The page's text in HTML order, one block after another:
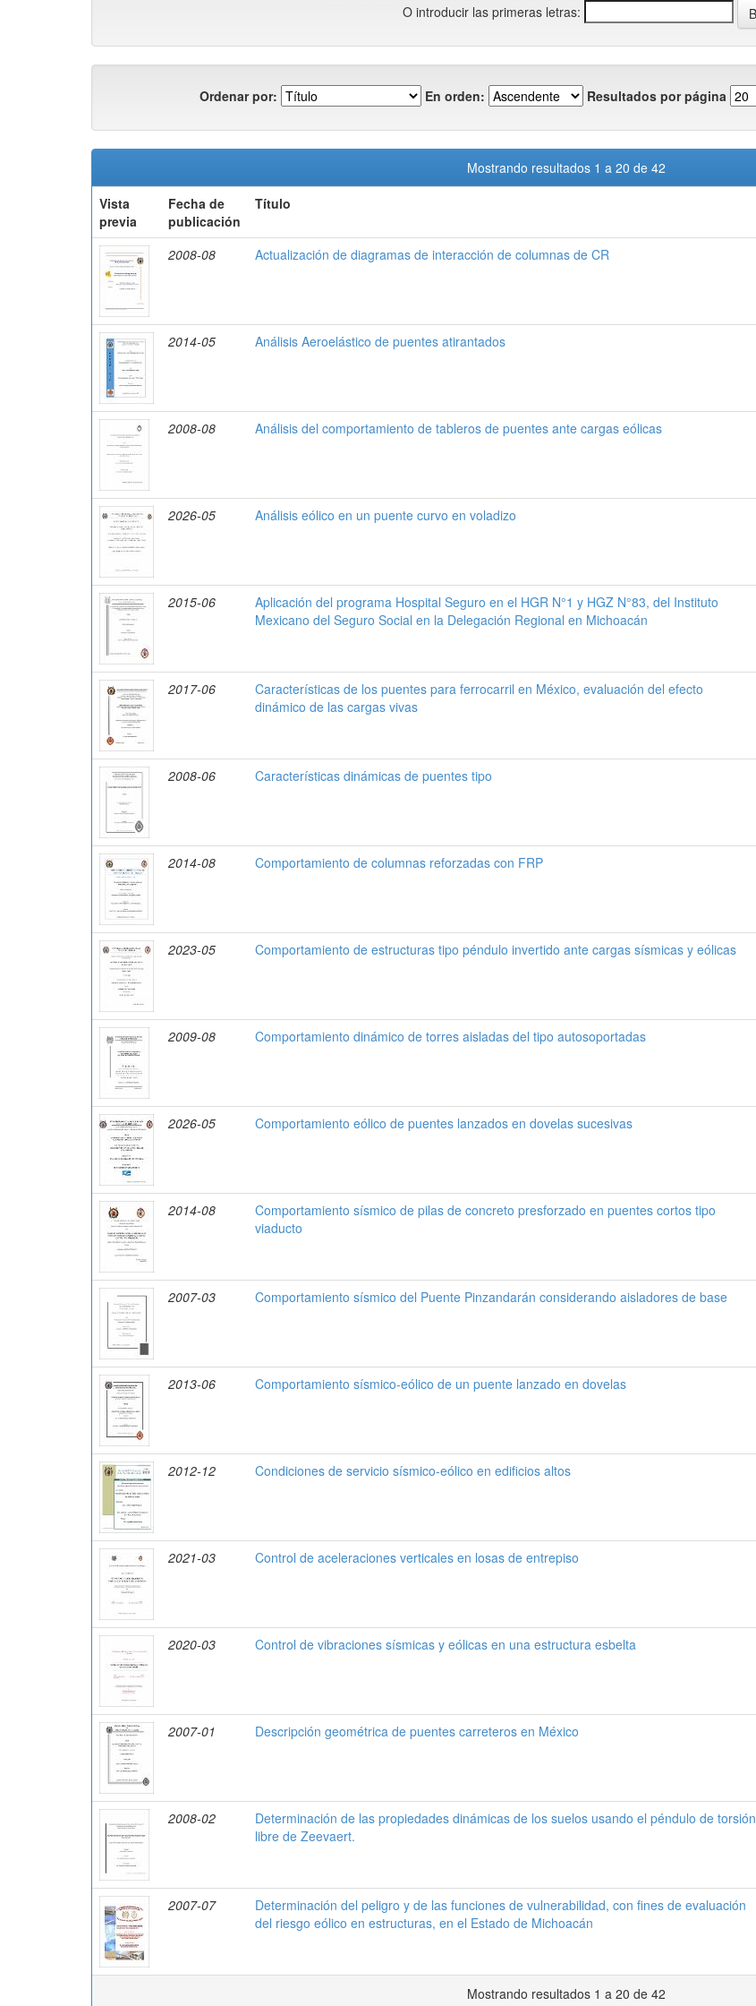
O introducir las primeras letras:
Ordenar por: En orden: Resultados por página
Mostrando resultados 1 a 20 de 42
Vista
previa
Fecha de
publicación
Título
2008-08 Actualización de diagramas de interacción de columnas de CR
2014-05 Análisis Aeroelástico de puentes atirantados
2008-08 Análisis del comportamiento de tableros de puentes ante cargas eólicas
2026-05 Análisis eólico en un puente curvo en voladizo
2015-06
Aplicación del programa Hospital Seguro en el HGR N°1 y HGZ N°83, del Instituto
Mexicano del Seguro Social en la Delegación Regional en Michoacán
2017-06
Características de los puentes para ferrocarril en México, evaluación del efecto
dinámico de las cargas vivas
2008-06 Características dinámicas de puentes tipo
2014-08 Comportamiento de columnas reforzadas con FRP
2023-05 Comportamiento de estructuras tipo péndulo invertido ante cargas sísmicas y eólicas
2009-08 Comportamiento dinámico de torres aisladas del tipo autosoportadas
2026-05 Comportamiento eólico de puentes lanzados en dovelas sucesivas
2014-08
Comportamiento sísmico de pilas de concreto presforzado en puentes cortos tipo
viaducto
2007-03 Comportamiento sísmico del Puente Pinzandarán considerando aisladores de base
2013-06 Comportamiento sísmico-eólico de un puente lanzado en dovelas
2012-12 Condiciones de servicio sísmico-eólico en edificios altos
2021-03 Control de aceleraciones verticales en losas de entrepiso
2020-03 Control de vibraciones sísmicas y eólicas en una estructura esbelta
2007-01 Descripción geométrica de puentes carreteros en México
2008-02
Determinación de las propiedades dinámicas de los suelos usando el péndulo de torsión
libre de Zeevaert.
2007-07
Determinación del peligro y de las funciones de vulnerabilidad, con fines de evaluación
del riesgo eólico en estructuras, en el Estado de Michoacán
Mostrando resultados 1 a 20 de 42